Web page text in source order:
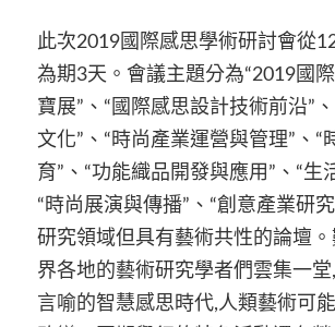
此次2019國際感思學術研討會從
為期3天。會議主題分為“2019國
寶展”、“國際感思設計技術前沿”
文化”、“時尚產業運營與管理”、“
育”、“功能織品開發與應用”、“生
“時尚展演與傳播”、“創意產業研
研究領域但具有藝術共性的論壇
界各地的藝術研究學者們雲集一
言喻的智慧感思時代,人類藝術可